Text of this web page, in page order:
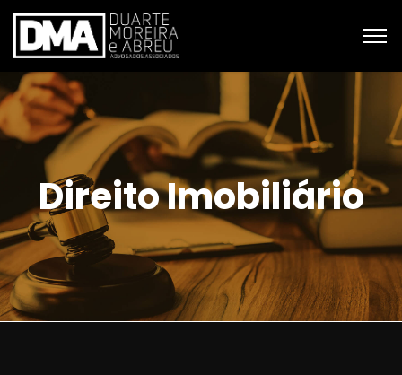
Direito Imobiliário